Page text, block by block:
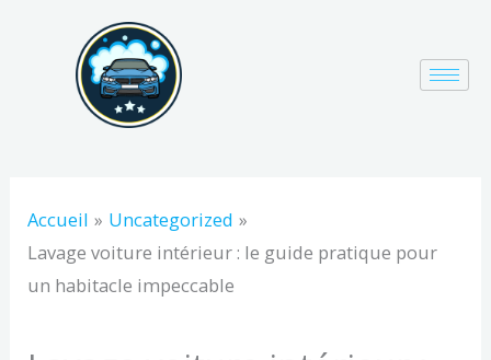
Accueil
Uncategorized
Lavage voiture intérieur : le guide pratique pour
un habitacle impeccable